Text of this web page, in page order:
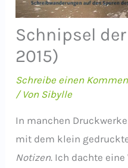
Schnipsel der
2015)
Schreibe einen
/ Von Sibylle
In manchen
mit dem klein
Notizen. Ich dachte